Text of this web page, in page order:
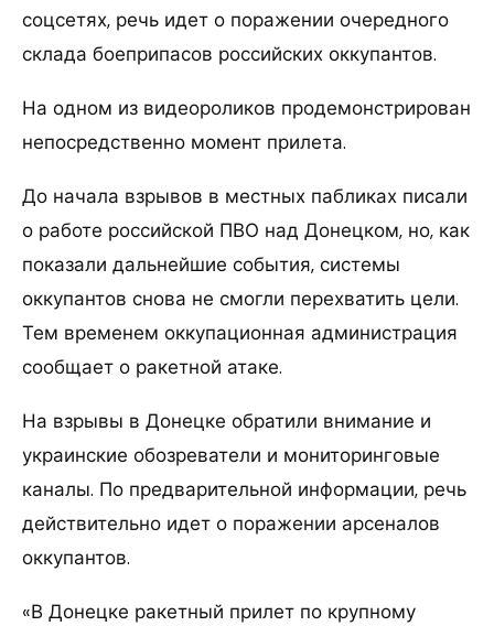
соцсетях, речь идет о поражении очередного
склада боеприпасов российских оккупантов.
На одном из видеороликов продемонстрирован
непосредственно момент прилета.
До начала взрывов в местных пабликах писали
о работе российской ПВО над Донецком, но, как
показали дальнейшие события, системы
оккупантов снова не смогли перехватить цели.
Тем временем оккупационная администрация
сообщает о ракетной атаке.
На взрывы в Донецке обратили внимание и
украинские обозреватели и мониторинговые
каналы. По предварительной информации, речь
действительно идет о поражении арсеналов
оккупантов.
«В Донецке ракетный прилет по крупному